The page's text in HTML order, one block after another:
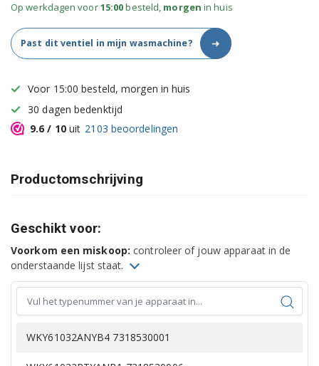
Op werkdagen voor15:00besteld, morgen in huis
Past dit ventiel in mijn wasmachine? ➜
Voor 15:00 besteld, morgen in huis
30 dagen bedenktijd
9.6 / 10uit 2103 beoordelingen
Productomschrijving
Geschikt voor:
Voorkom een miskoop: controleer of jouw apparaat in de
onderstaande lijst staat.
WKY61032ANYB4 7318530001